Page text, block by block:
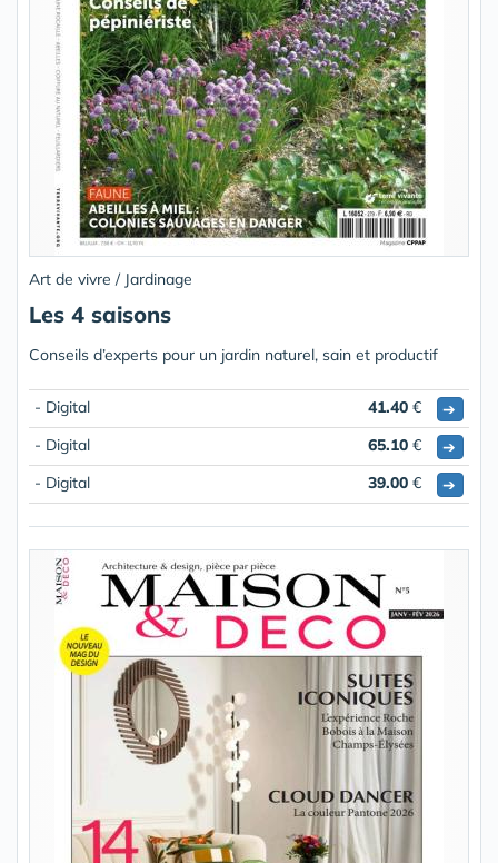
Art de vivre / Jardinage
Les 4 saisons
Conseils d’experts pour un jardin naturel, sain et productif
- Digital 41.40 €
➔
- Digital
65.10 €
➔
- Digital
39.00 € ➔